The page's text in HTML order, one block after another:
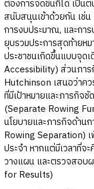
ต้องการจัดขึ้นก็ได้ เป็น
สนับสนุนเข้าด้วยกัน เช่น
การงบประมาณ, และกา
ยุบรวมประการสุดท้ายห
ประชาชนเกิดขึ้นแบบจุ
Accessibility) ส่วนภา
Hutchinson เสนอว่าค
ที่มีเป้าหมายและภารกิจ
(Separate Rowing
นโยบายและภารกิจด้า
Rowing Separation)
ประจำ หากแต่มีเวลาที่
วางแผน และตรวจสอบ
for Results)